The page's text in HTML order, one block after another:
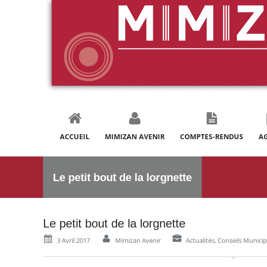
ACCUEIL MIMIZAN AVENIR COMPTES-RENDUS
Le petit bout de la lorgnette
Le petit bout de la lorgnette
3 Avril 2017 Mimizan Avenir Actualités,Conseils